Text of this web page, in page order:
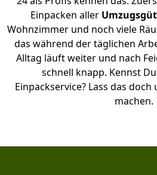
Einpacken aller
Wohnzimmer und noch viele
das während der täglichen
Alltag läuft weiter und nach
schnell knapp. Kennst
Einpackservice? Lass das
machen.